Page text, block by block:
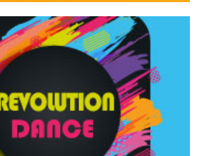
Dance
contemporanea – I Edizione